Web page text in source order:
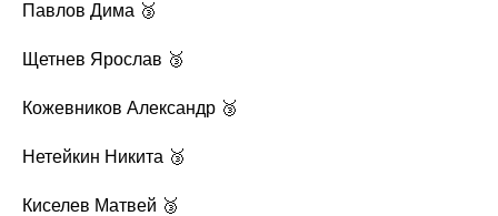
Павлов Дима 🥉
Щетнев Ярослав 🥉
Кожевников Александр 🥉
Нетейкин Никита 🥉
Киселев Матвей 🥉